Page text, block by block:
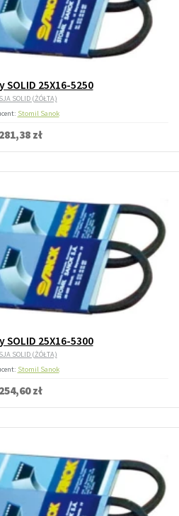
SOLID 25X16-5250
SOLID (ŻÓŁTA)
Stomil Sanok
281,38 zł
SOLID 25X16-5300
SOLID (ŻÓŁTA)
Stomil Sanok
254,60 zł